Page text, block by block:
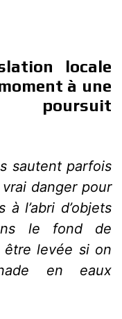
locale
à une
poursuit
sautent parfois
danger pour
à l’abri d’objets
le fond de
être levée si on
en eaux